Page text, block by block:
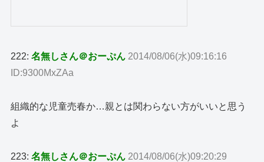
222:名無しさん＠おーぷん 2014/08/06(水)09:16:16
ID:9300MxZAa
組織的な児童売春か…親とは関わらない方がいいと思う
よ
223:名無しさん＠おーぷん 2014/08/06(水)09:20:29